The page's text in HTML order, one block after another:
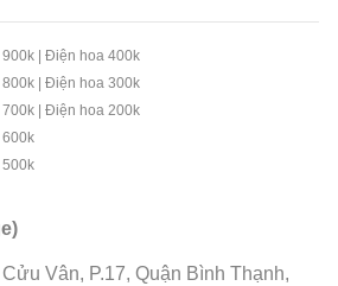
Điện hoa 400k
Điện hoa 300k
Điện hoa 200k
Vân, P.17, Quận Bình Thạnh,